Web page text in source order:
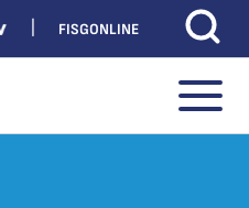
FISGONLINE